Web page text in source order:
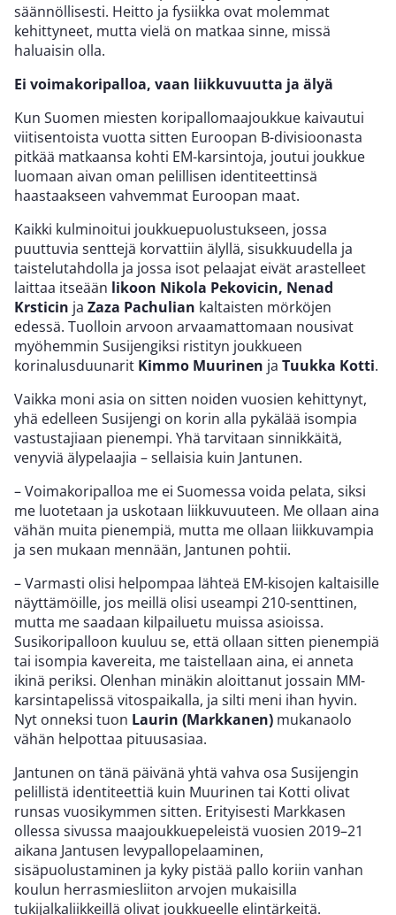
säännöllisesti. Heitto ja fysiikka ovat molemmat
kehittyneet, mutta vielä on matkaa sinne, missä
haluaisin olla.
Ei voimakoripalloa, vaan liikkuvuutta ja älyä
Kun Suomen miesten koripallomaajoukkue kaivautui
viitisentoista vuotta sitten Euroopan B-divisioonasta
pitkää matkaansa kohti EM-karsintoja, joutui joukkue
luomaan aivan oman pelillisen identiteettinsä
haastaakseen vahvemmat Euroopan maat.
Kaikki kulminoitui joukkuepuolustukseen, jossa
puuttuvia senttejä korvattiin älyllä, sisukkuudella ja
taistelutahdolla ja jossa isot pelaajat eivät arastelleet
laittaa itseään likoon Nikola Pekovicin, Nenad
Krsticin ja Zaza Pachulian kaltaisten mörköjen
edessä. Tuolloin arvoon arvaamattomaan nousivat
myöhemmin Susijengiksi ristityn joukkueen
korinalusduunarit Kimmo Muurinen ja Tuukka Kotti.
Vaikka moni asia on sitten noiden vuosien kehittynyt,
yhä edelleen Susijengi on korin alla pykälää isompia
vastustajiaan pienempi. Yhä tarvitaan sinnikkäitä,
venyviä älypelaajia – sellaisia kuin Jantunen.
– Voimakoripalloa me ei Suomessa voida pelata, siksi
me luotetaan ja uskotaan liikkuvuuteen. Me ollaan aina
vähän muita pienempiä, mutta me ollaan liikkuvampia
ja sen mukaan mennään, Jantunen pohtii.
– Varmasti olisi helpompaa lähteä EM-kisojen kaltaisille
näyttämöille, jos meillä olisi useampi 210-senttinen,
mutta me saadaan kilpailuetu muissa asioissa.
Susikoripalloon kuuluu se, että ollaan sitten pienempiä
tai isompia kavereita, me taistellaan aina, ei anneta
ikinä periksi. Olenhan minäkin aloittanut jossain MM-
karsintapelissä vitospaikalla, ja silti meni ihan hyvin.
Nyt onneksi tuon Laurin (Markkanen) mukanaolo
vähän helpottaa pituusasiaa.
Jantunen on tänä päivänä yhtä vahva osa Susijengin
pelillistä identiteettiä kuin Muurinen tai Kotti olivat
runsas vuosikymmen sitten. Erityisesti Markkasen
ollessa sivussa maajoukkuepeleistä vuosien 2019–21
aikana Jantusen levypallopelaaminen,
sisäpuolustaminen ja kyky pistää pallo koriin vanhan
koulun herrasmiesliiton arvojen mukaisilla
tukijalkaliikkeillä olivat joukkueelle elintärkeitä.